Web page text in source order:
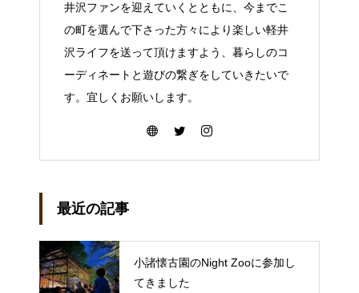
井沢ファンを迎えていくとともに、今までこ
の町を選んで下さった方々により楽しい軽井
沢ライフを送って頂けますよう、暮らしのコ
ーディネートと遊びの繋ぎをしていきたいで
す。宜しくお願いします。
最近の記事
小諸懐古園のNight Zooに参加し
てきました